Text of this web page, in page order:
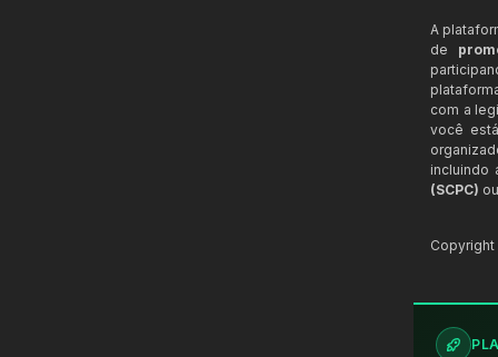
A
de
com a
você
incluindo
(SCPC)